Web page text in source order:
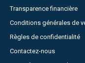
Transparence financière
Conditions générales de
Règles de confidentialité
Contactez-nous